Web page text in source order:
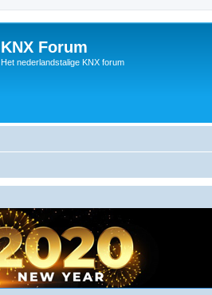
KNX Forum
Het nederlandstalige KNX forum